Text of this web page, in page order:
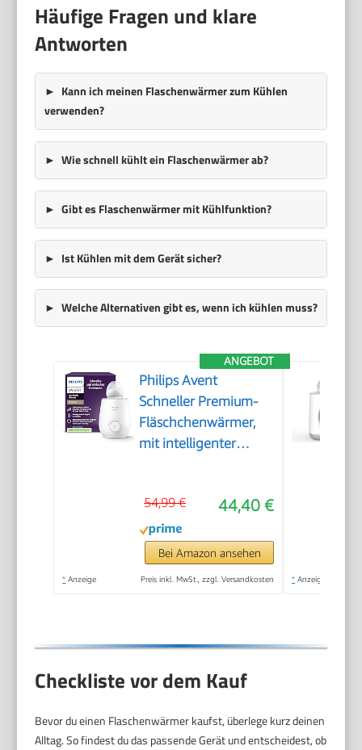
Häufige Fragen und klare
Antworten
Kann ich meinen Flaschenwärmer zum Kühlen
verwenden?
Wie schnell kühlt ein Flaschenwärmer ab?
Gibt es Flaschenwärmer mit Kühlfunktion?
Ist Kühlen mit dem Gerät sicher?
Welche Alternativen gibt es, wenn ich kühlen muss?
ANGEBOT
Philips Avent
Schneller Premium-
Fläschchenwärmer,
mit intelligenter
automatischer
Abschaltung, Modell
SCF358/00
44,40 €
54,99 €
Bei Amazon ansehen
* Anzeige Preis inkl. MwSt., zzgl. Versandkosten * Anzeige
Checkliste vor dem Kauf
Bevor du einen Flaschenwärmer kaufst, überlege kurz deinen
Alltag. So findest du das passende Gerät und entscheidest, ob